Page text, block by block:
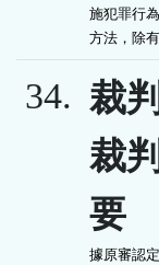
施犯罪行
方法，除
34. 裁
裁
要
據原審認